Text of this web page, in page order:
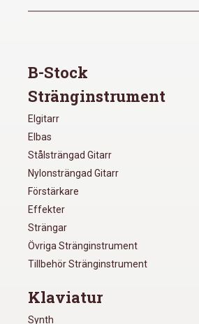
B-Stock
Stränginstrument
Elgitarr
Elbas
Stålsträngad Gitarr
Nylonsträngad Gitarr
Förstärkare
Effekter
Strängar
Övriga Stränginstrument
Tillbehör Stränginstrument
Klaviatur
Synth